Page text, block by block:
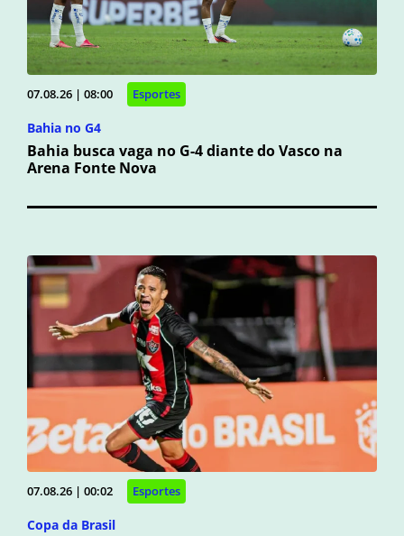
07.08.26 | 08:00 Esportes
Bahia no G4
Bahia busca vaga no G-4 diante do Vasco na
Arena Fonte Nova
07.08.26 | 00:02 Esportes
Copa da Brasil